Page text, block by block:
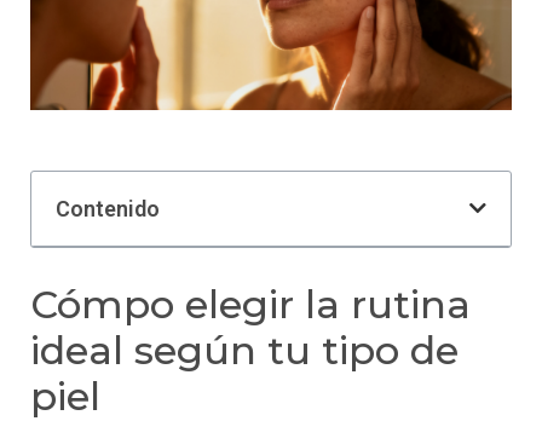
Contenido
Cómpo elegir la rutina
ideal según tu tipo de
piel